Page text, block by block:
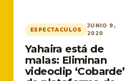
ESPECTACULOS
JUNIO 9,
2020
Yahaira está de
malas: Eliminan
videoclip ‘Cobarde’